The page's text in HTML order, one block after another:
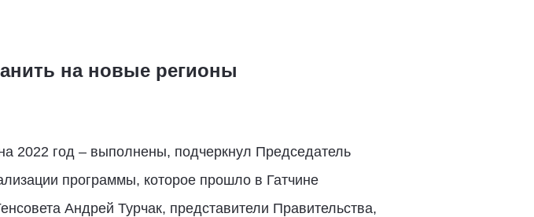
на новые регионы
2022 год – выполнены, подчеркнул Председатель
программы, которое прошло в Гатчине
Андрей Турчак, представители Правительства,